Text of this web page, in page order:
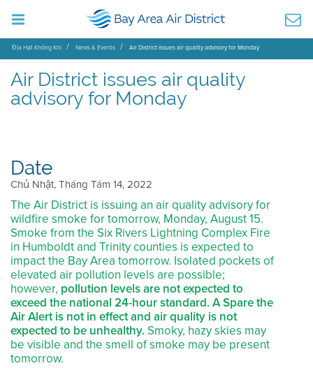
Địa Hạt Không Khí News & Events Air District issues air quality advisory for Monday
Air District issues air quality
advisory for Monday
Date
Chủ Nhật, Tháng Tám 14, 2022
The Air District is issuing an air quality advisory for
wildfire smoke for tomorrow, Monday, August 15.
Smoke from the Six Rivers Lightning Complex Fire
in Humboldt and Trinity counties is expected to
impact the Bay Area tomorrow. Isolated pockets of
elevated air pollution levels are possible;
however, pollution levels are not expected to
exceed the national 24-hour standard. A Spare the
Air Alert is not in effect and air quality is not
expected to be unhealthy.Smoky, hazy skies may
be visible and the smell of smoke may be present
tomorrow.